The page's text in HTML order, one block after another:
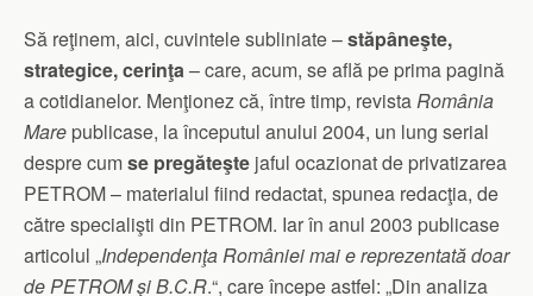
Să reţinem, aici, cuvintele subliniate –stăpâneşte,
strategice, cerinţa– care, acum, se află pe prima pagină
a cotidianelor. Menţionez că, între timp, revistaRomânia
Mare publicase, la începutul anului 2004, un lung serial
despre cumse pregăteşte jaful ocazionat de privatizarea
PETROM – materialul fiind redactat, spunea redacţia, de
către specialişti din PETROM. Iar în anul 2003 publicase
articolul „Independenţa României mai e reprezentată doar
de PETROM şi B.C.R.“, care începe astfel: „Din analiza